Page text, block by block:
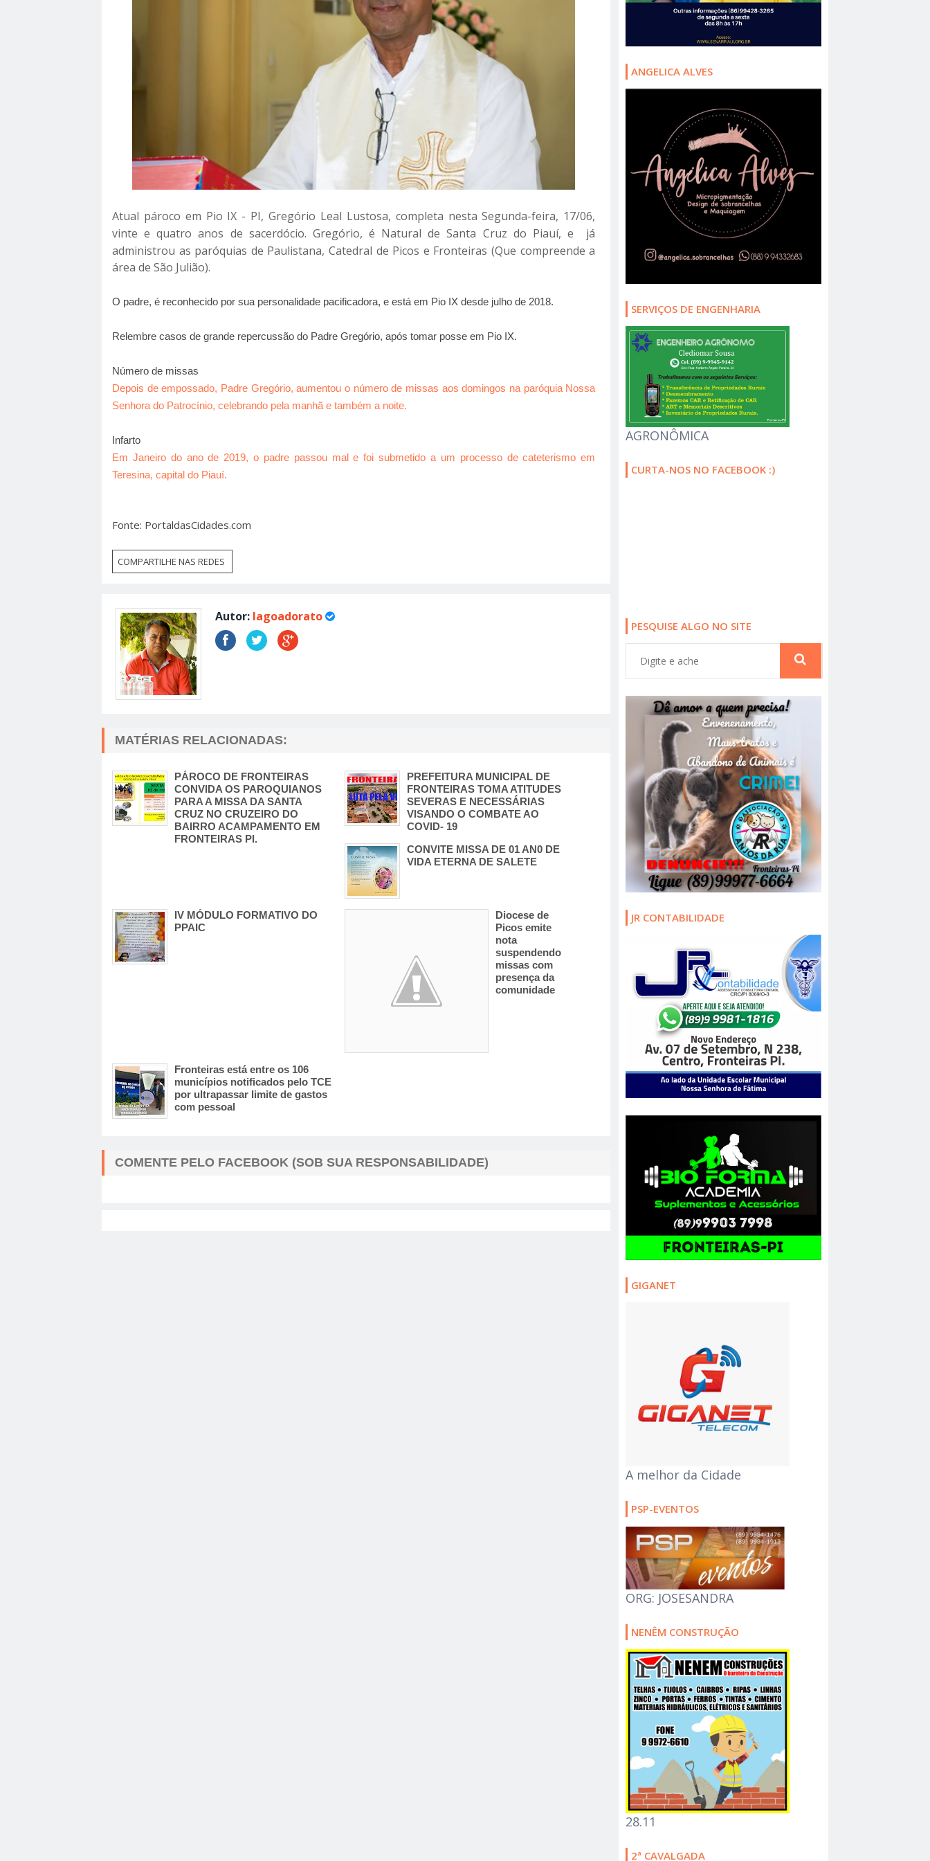
Atual pároco em Pio IX - PI, Gregório Leal Lustosa, completa nesta Segunda-feira, 17/06,
vinte e quatro anos de sacerdócio. Gregório, é Natural de Santa Cruz do Piauí, e já
administrou as paróquias de Paulistana, Catedral de Picos e Fronteiras (Que compreende a
área de São Julião).
O padre, é reconhecido por sua personalidade pacificadora, e está em Pio IX desde julho de 2018.
Relembre casos de grande repercussão do Padre Gregório, após tomar posse em Pio IX.
Número de missas
Depois de empossado, Padre Gregório, aumentou o número de missas aos domingos na paróquia Nossa
Senhora do Patrocínio, celebrando pela manhã e também a noite.
Infarto
Em Janeiro do ano de 2019, o padre passou mal e foi submetido a um processo de cateterismo em
Teresina, capital do Piauí.
Fonte: PortaldasCidades.com
COMPARTILHE NAS REDES
Autor: lagoadorato
MATÉRIAS RELACIONADAS:
PÁROCO DE FRONTEIRAS
CONVIDA OS PAROQUIANOS
PARA A MISSA DA SANTA
CRUZ NO CRUZEIRO DO
BAIRRO ACAMPAMENTO EM
FRONTEIRAS PI.
PREFEITURA MUNICIPAL DE
FRONTEIRAS TOMA ATITUDES
SEVERAS E NECESSÁRIAS
VISANDO O COMBATE AO
COVID- 19
CONVITE MISSA DE 01 AN0 DE
VIDA ETERNA DE SALETE
IV MÓDULO FORMATIVO DO
PPAIC
Diocese de
Picos emite
nota
suspendendo
missas com
presença da
comunidade
Fronteiras está entre os 106
municípios notificados pelo TCE
por ultrapassar limite de gastos
com pessoal
COMENTE PELO FACEBOOK (SOB SUA RESPONSABILIDADE)
ANGELICA ALVES
SERVIÇOS DE ENGENHARIA
AGRONÔMICA
CURTA-NOS NO FACEBOOK :)
PESQUISE ALGO NO SITE
JR CONTABILIDADE
GIGANET
A melhor da Cidade
PSP-EVENTOS
ORG: JOSESANDRA
NENÊM CONSTRUÇÃO
28.11
2ª CAVALGADA